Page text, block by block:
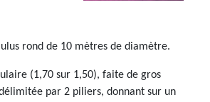
rond de 10 mètres de diamètre.
(1,70 sur 1,50), faite de gros
par 2 piliers, donnant sur un